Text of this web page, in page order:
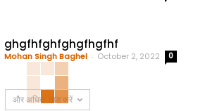
ghgfhfghfghgfhgfhf
Mohan Singh Baghel - October 2, 2022 0
और अधिक लोड करें